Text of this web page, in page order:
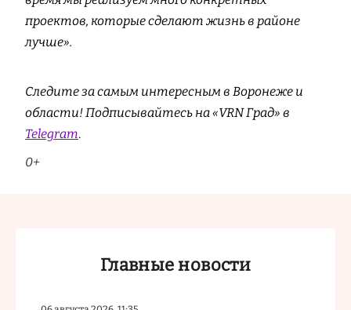
проектов, которые сделают жизнь в районе
лучше».
Следите за самым интересным в Воронеже и
области! Подписывайтесь на «VRN Град» в
Telegram.
0+
Главные новости